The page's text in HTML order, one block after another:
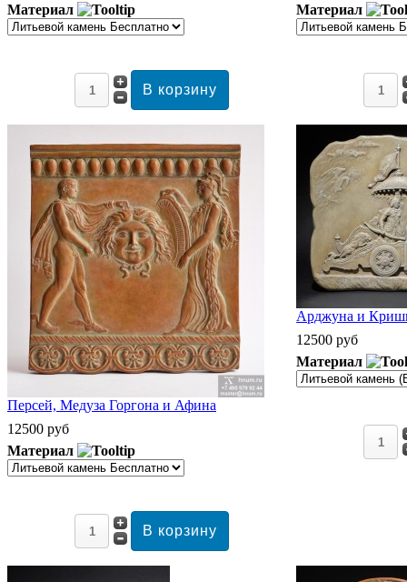
Материал
Материал
Персей, Медуза Горгона и Афина
12500 руб
Материал
Арджуна и
12500 руб
Материал